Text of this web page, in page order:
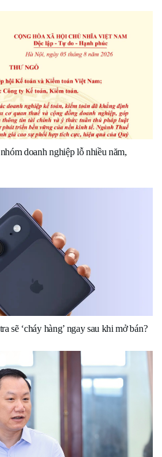
doanh nghiệp lỗ nhiều năm,
sẽ ‘cháy hàng’ ngay sau khi mở bán?